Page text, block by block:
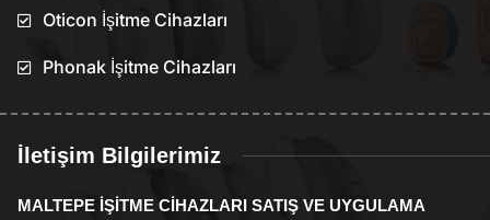
Oticon İşitme Cihazları
Phonak İşitme Cihazları
İletişim Bilgilerimiz
MALTEPE İŞİTME CİHAZLARI SATIŞ VE UYGULAMA